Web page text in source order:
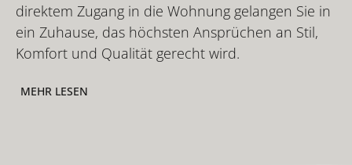
direktem Zugang in die Wohnung gelangen Sie in
ein Zuhause, das höchsten Ansprüchen an Stil,
Komfort und Qualität gerecht wird.
MEHR LESEN